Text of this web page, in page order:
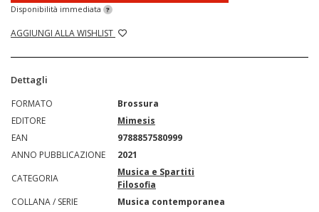
Disponibilità immediata ?
AGGIUNGI ALLA WISHLIST
Dettagli
FORMATO
Brossura
EDITORE
Mimesis
EAN
9788857580999
ANNO PUBBLICAZIONE
2021
CATEGORIA
Musica e Spartiti
Filosofia
COLLANA / SERIE
Musica contemporanea